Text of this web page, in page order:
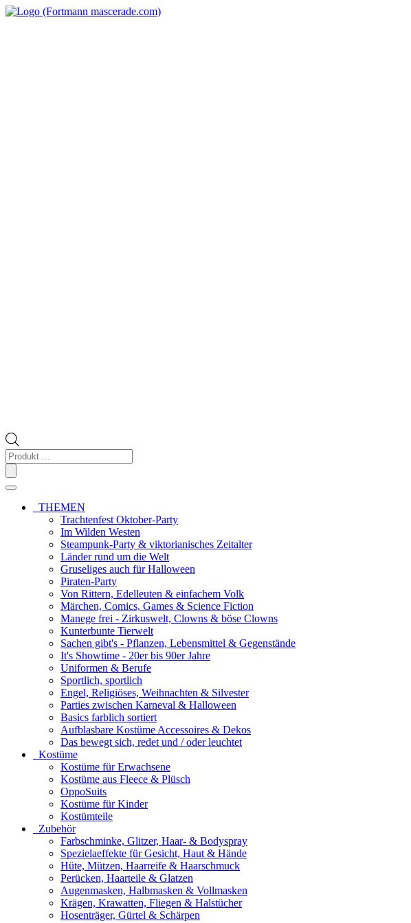
Products
search
THEMEN
Trachtenfest Oktober-Party
Im Wilden Westen
Steampunk-Party & viktorianisches Zeitalter
Länder rund um die Welt
Gruseliges auch für Halloween
Piraten-Party
Von Rittern, Edelleuten & einfachem Volk
Märchen, Comics, Games & Science Fiction
Manege frei - Zirkuswelt, Clowns & böse Clowns
Kunterbunte Tierwelt
Sachen gibt's - Pflanzen, Lebensmittel & Gegenstände
It's Showtime - 20er bis 90er Jahre
Uniformen & Berufe
Sportlich, sportlich
Engel, Religiöses, Weihnachten & Silvester
Parties zwischen Karneval & Halloween
Basics farblich sortiert
Aufblasbare Kostüme Accessoires & Dekos
Das bewegt sich, redet und / oder leuchtet
Kostüme
Kostüme für Erwachsene
Kostüme aus Fleece & Plüsch
OppoSuits
Kostüme für Kinder
Kostümteile
Zubehör
Farbschminke, Glitzer, Haar- & Bodyspray
Spezielaeffekte für Gesicht, Haut & Hände
Hüte, Mützen, Haarreife & Haarschmuck
Perücken, Haarteile & Glatzen
Augenmasken, Halbmasken & Vollmasken
Krägen, Krawatten, Fliegen & Halstücher
Hosenträger, Gürtel & Schärpen